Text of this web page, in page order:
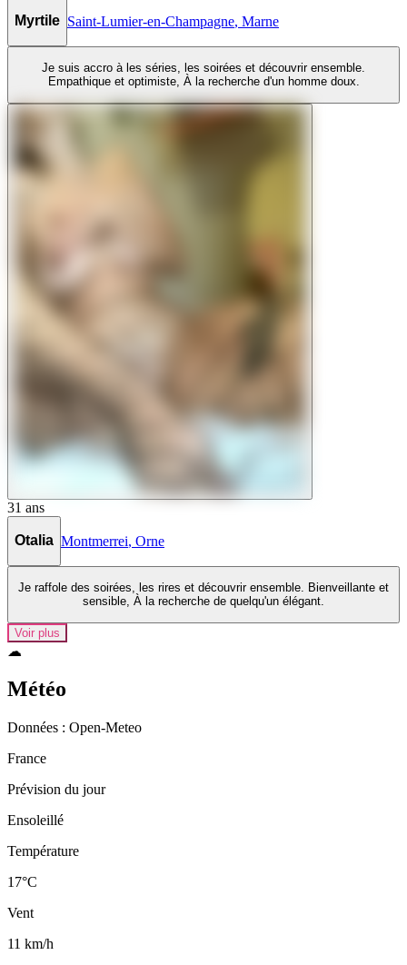
Myrtile Saint-Lumier-en-Champagne, Marne
Je suis accro à les séries, les soirées et découvrir ensemble.
Empathique et optimiste, À la recherche d'un homme doux.
31 ans
Otalia Montmerrei Orne
Je raffole des soirées, les rires et découvrir ensemble. Bienveillante et
sensible, À la recherche de quelqu'un élégant.
Voir plus
☁
Météo
Données : Open‑Meteo
France
Prévision du jour
Ensoleillé
Température
17°C
Vent
11 km/h